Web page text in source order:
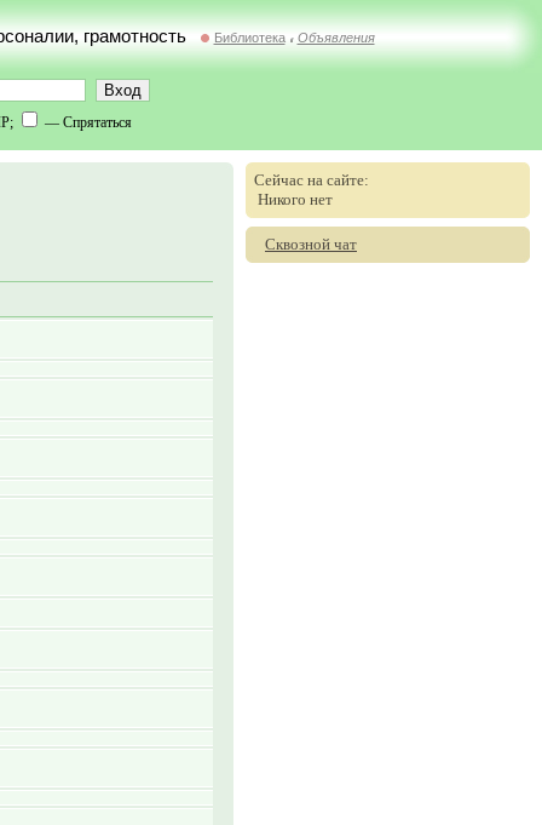
грамотность Библиотека // Объявления
— Спрятаться
Сейчас на сайте:
Никого нет
Сквозной чат